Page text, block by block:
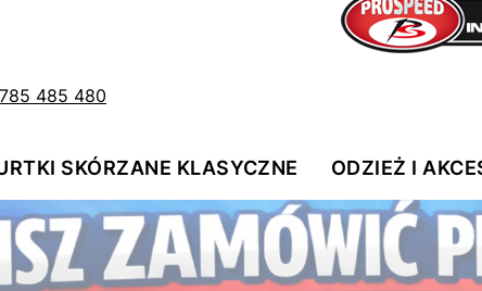
485 480
SKÓRZANE KLASYCZNE ODZIEŻ I